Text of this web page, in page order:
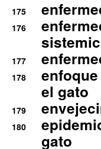
175
176
177
178
el gato
179
180
gato